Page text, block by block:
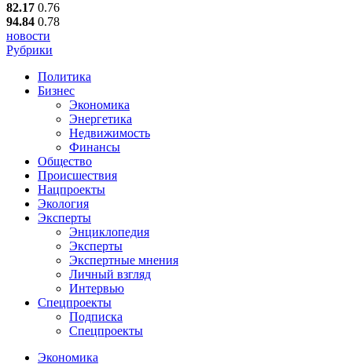
82.17 0.76
94.84 0.78
новости
Рубрики
Политика
Бизнес
Экономика
Энергетика
Недвижимость
Финансы
Общество
Происшествия
Нацпроекты
Экология
Эксперты
Энциклопедия
Эксперты
Экспертные мнения
Личный взгляд
Интервью
Спецпроекты
Подписка
Спецпроекты
Экономика